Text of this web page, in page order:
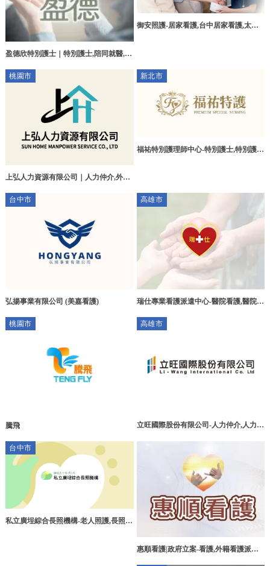
盈德欣特別護士｜特別護士,陪同就醫,花
御安照護-居家看護,台中居家看護,太平
桃園市
上弘人力資源有限公司｜人力仲介,外勞
新北市
福祐特別護理師中心-特別護士,特別護理
台中市
弘揚事業有限公司 (美嘉看護)
高雄市
瑞仕專業看護派遣中心-醫院看護,醫院看
桃園市
騰飛
高雄市
立旺國際股份有限公司-人力仲介,人力仲
台中市
私立廣埕綜合長照機構-老人照護,長照中
惠順看護|政府立案-看護,外籍看護派遣,